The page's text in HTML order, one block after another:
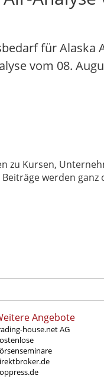
für Alaska
vom 08.
zu Kursen,
werden ganz
Angebote
house.net AG